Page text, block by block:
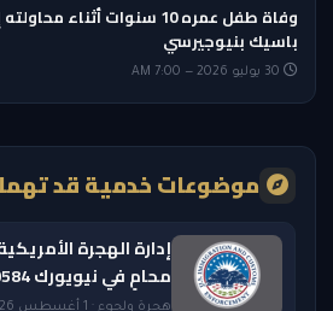
وفاة طفل عمره 10 سنوات
باسيك بنيوجيرسي
موضوعات خدمية قد
إدارة الهجرة
محامٍ في نيويورك 470584 دولاراً
هجرة ولجوء · 1 أغسطس 2026 — 7:10 PM